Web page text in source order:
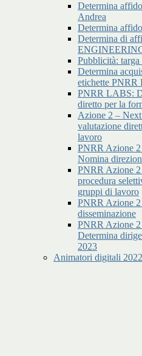
Determina
Andrea
Determina
Determina di
Pubblicità:
Determina
etichette PNRR
PNRR LABS:
diretto per la
Azione 2 –
valutazione
lavoro
PNRR Azione
Nomina
PNRR Azione
procedura
gruppi di lavoro
PNRR Azione
disseminazione
PNRR Azione
Determina
2023
Animatori digitali